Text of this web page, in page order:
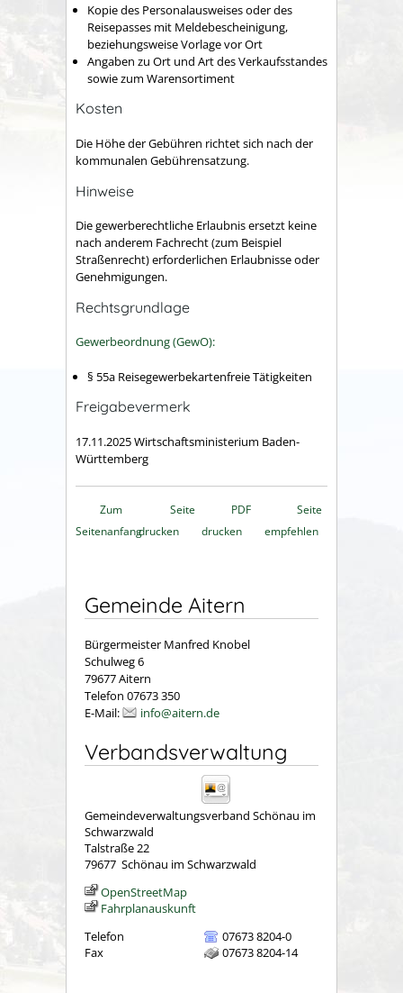
Kopie des Personalausweises oder des
Reisepasses mit Meldebescheinigung,
beziehungsweise Vorlage vor Ort
Angaben zu Ort und Art des Verkaufsstandes
sowie zum Warensortiment
Kosten
Die Höhe der Gebühren richtet sich nach der
kommunalen Gebührensatzung.
Hinweise
Die gewerberechtliche Erlaubnis ersetzt keine
nach anderem Fachrecht (zum Beispiel
Straßenrecht) erforderlichen Erlaubnisse oder
Genehmigungen.
Rechtsgrundlage
Gewerbeordnung (GewO):
§ 55a Reisegewerbekartenfreie Tätigkeiten
Freigabevermerk
17.11.2025 Wirtschaftsministerium Baden-
Württemberg
Zum
Seitenanfang
Seite
drucken
PDF
drucken
Seite
empfehlen
Gemeinde Aitern
Bürgermeister Manfred Knobel
Schulweg 6
79677 Aitern
Telefon 07673 350
E-Mail:
info@aitern.de
Verbandsverwaltung
Gemeindeverwaltungsverband Schönau im
Schwarzwald
Talstraße 22
79677 Schönau im Schwarzwald
OpenStreetMap
Fahrplanauskunft
Telefon
07673 8204-0
Fax
07673 8204-14